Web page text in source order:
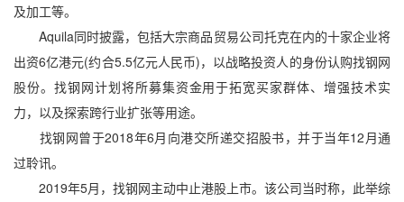
及加工等。
Aquila同时披露，包括大宗商品贸易公司托克在内的十家企业将
出资6亿港元(约合5.5亿元人民币)，以战略投资人的身份认购找钢网
股份。找钢网计划将所募集资金用于拓宽买家群体、增强技术实
力，以及探索跨行业扩张等用途。
找钢网曾于2018年6月向港交所递交招股书，并于当年12月通
过聆讯。
2019年5月，找钢网主动中止港股上市。该公司当时称，此举综